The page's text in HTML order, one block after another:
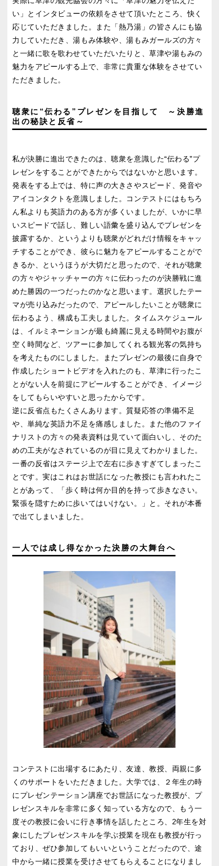
い」とインタビューの依頼をさせて頂いたところ、快く
応じていただきました。また「熱乃湯」の皆さんにも協
力していただき、湯もみ体験や、湯もみガールズの方々
と一緒に歌を歌わせていただいたりと、草津や湯もみの
魅力をアピールする上で、非常に貴重な体験をさせてい
ただきました。
聴衆に“伝わる”プレゼンを目指して ～決勝進
出の秘訣と反省～
私が決勝に進出できたのは、聴衆を意識した“伝わる”プ
レゼンをすることができたからではないかと思います。
発表をする上では、特に声の大きさやスピード、発音や
アイコンタクトを意識しました。コンテストにはもちろ
ん私よりも英語力のある方が多くいましたが、いかに早
いスピードで話し、難しい語彙を盛り込んでプレゼンを
披露するか、というよりも聴衆がどれだけ情報をキャッ
チすることができ、彼らに魅力をアピールすることがで
きるか、というほうが大切だと思ったので、それが聴衆
の方々やジャッチャーの方々に伝わったのが決勝戦に進
めた勝因の一つだったのかなと思います。選択したテー
マが売り込みだったので、アピールしたいことが聴衆に
伝わるよう、構成も工夫しました。タイムスケジュール
は、イルミネーションが最も綺麗に見える時間やお腹が
空く時間など、ツアーに参加してくれる観光客の気持ち
を考えたものにしました。またプレゼンの最後に自身で
作成したショートビデオを入れたのも、草津に行ったこ
とがない人を前提にアピールすることができ、イメージ
をしてもらいやすいと思ったからです。
逆に反省点もたくさんあります。質疑応答の準備不足
や、単純な英語力不足を痛感しました。また他のファイ
ナリストの方々の発表資料は見ていて面白いし、そのた
めの工夫がなされているのが目に見えてわかりました。
一番の反省はステージ上で左右に歩きすぎてしまったこ
とです。実はこれはお世話になった教授にも言われたこ
とがあって、「歩く時は何か目的を持って歩きなさい。
緊張を隠すために歩いてはいけない。」と。それが本番
で出てしまいました。
一人では成し得なかった決勝の大舞台へ
コンテストに出場するにあたり、友達、教授、両親に多
くのサポートをいただきました。大学では、２年生の時
にプレゼンテーション講座でお世話になった教授が、プ
レゼンスキルを非常に多く知っている方なので、もう一
度その教授に会いに行き事情を話したところ、2年生を対
象にしたプレゼンスキルを学ぶ授業を現在も教授が行っ
ており、ぜひ参加してもいいということだったので、途
中から一緒に授業を受けさせてもらえることになりまし